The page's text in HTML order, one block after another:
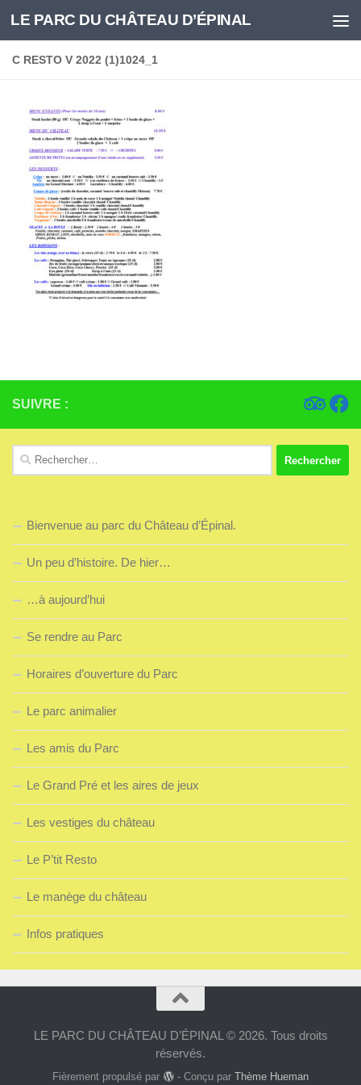
Skip to content
LE PARC DU CHÂTEAU D’ÉPINAL
C RESTO V 2022 (1)1024_1
SUIVRE :
Rechercher :
Bienvenue au parc du Château d’Épinal.
Un peu d’histoire. De hier…
…à aujourd’hui
Se rendre au Parc
Horaires d’ouverture du Parc
Le parc animalier
Les amis du Parc
Le Grand Pré et les aires de jeux
Les vestiges du château
Le P’tit Resto
Le manège du château
Infos pratiques
LE PARC DU CHÂTEAU D’ÉPINAL © 2026. Tous droits
réservés.
Fièrement propulsé par - Conçu par Thème Hueman